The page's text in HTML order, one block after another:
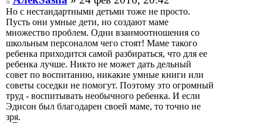
Но с нестандартными детьми тоже не просто.
Пусть они умные дети, но создают маме
множество проблем. Одни взаимоотношения со
школьным персоналом чего стоят! Маме такого
ребенка приходится самой разбираться, что для ее
ребенка лучше. Никто не может дать дельный
совет по воспитанию, никакие умные книги или
советы соседки не помогут. Поэтому это огромный
труд - воспитывать необычного ребенка. И если
Эдисон был благодарен своей маме, то точно не
зря.